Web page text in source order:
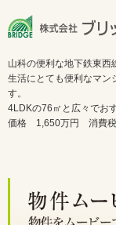
山科の便利な地下鉄東
生活にとても便利なマン
す。
4LDKの76㎡と広々でお
価格 1,650万円 消費